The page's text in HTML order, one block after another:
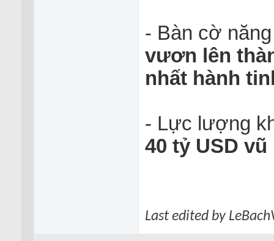
- Bàn cờ
vươn lên
nhất hành
- Lực lượng
40 tỷ USD
Last edited by